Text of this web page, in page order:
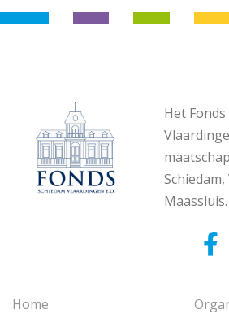
Het Fonds
Maassluis.
Home